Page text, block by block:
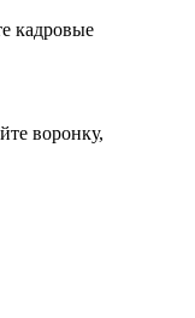
кадровые
воронку,